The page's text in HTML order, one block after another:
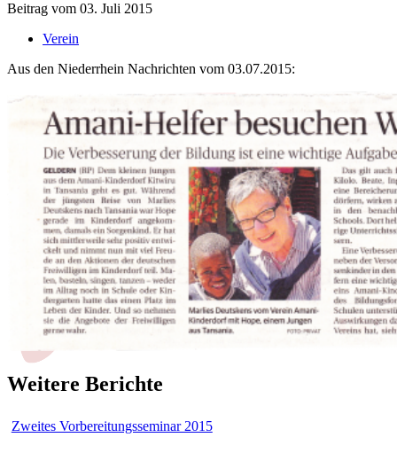
Beitrag vom 03. Juli 2015
Verein
Aus den Niederrhein Nachrichten vom 03.07.2015:
Weitere Berichte
Zweites Vorbereitungsseminar 2015